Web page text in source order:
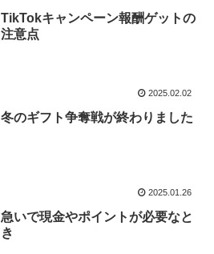
TikTokキャンペーン報酬ゲットの
注意点
2025.02.02
冬のギフト争奪戦が終わりました
2025.01.26
急いで現金やポイントが必要なと
き